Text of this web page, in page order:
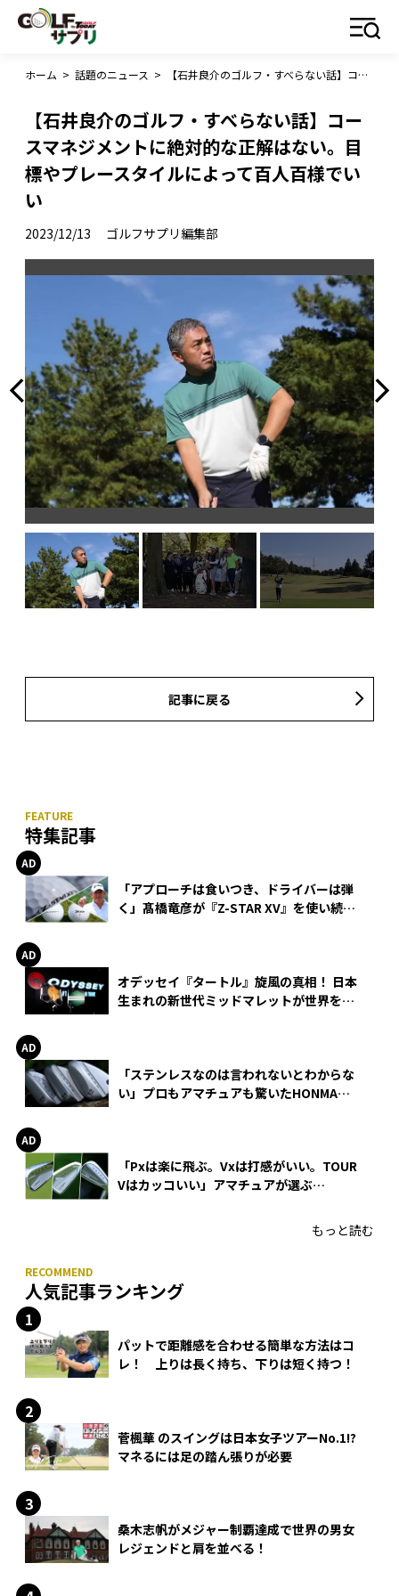
ホーム > 話題のニュース > 【石井良介のゴルフ・すべらない話】コースマネジメントに絶対的な正解はない。目標やプレースタイルによって百人百様でいい
【石井良介のゴルフ・すべらない話】コー
スマネジメントに絶対的な正解はない。目
標やプレースタイルによって百人百様でい
い
2023/12/13 ゴルフサプリ編集部
記事に戻る
特集記事
「アプローチは食いつき、ドライバーは弾
く」髙橋竜彦が『Z-STAR XV』を使い続け
オデッセイ『タートル』旋風の真相！ 日本
生まれの新世代ミッドマレットが世界を席
「ステンレスなのは言われないとわからな
い」プロもアマチュアも驚いたHONMA
「Pxは楽に飛ぶ。Vxは打感がいい。TOUR
Vはカッコいい」アマチュアが選ぶ
もっと読む
人気記事ランキング
パットで距離感を合わせる簡単な方法はコ
レ！ 上りは長く持ち、下りは短く持つ！
菅楓華 のスイングは日本女子ツアーNo.1!?
マネるには足の踏ん張りが必要
桑木志帆がメジャー制覇達成で世界の男女
レジェンドと肩を並べる！